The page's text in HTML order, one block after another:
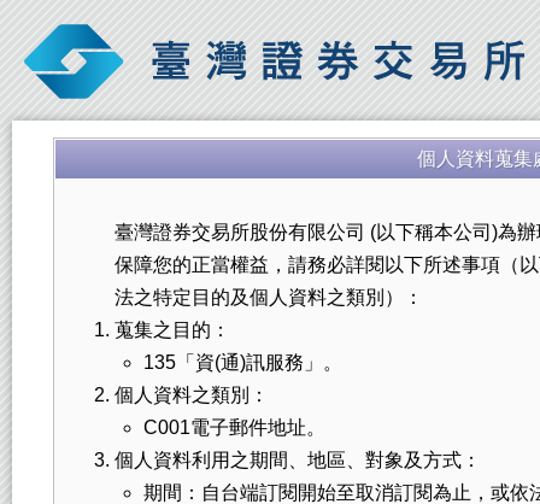
個人資料蒐集
臺灣證券交易所股份有限公司 (以下稱本公司)為
保障您的正當權益，請務必詳閱以下所述事項（
法之特定目的及個人資料之類別）：
蒐集之目的：
135「資(通)訊服務」。
個人資料之類別：
C001電子郵件地址。
個人資料利用之期間、地區、對象及方式：
期間：自台端訂閱開始至取消訂閱為止，或